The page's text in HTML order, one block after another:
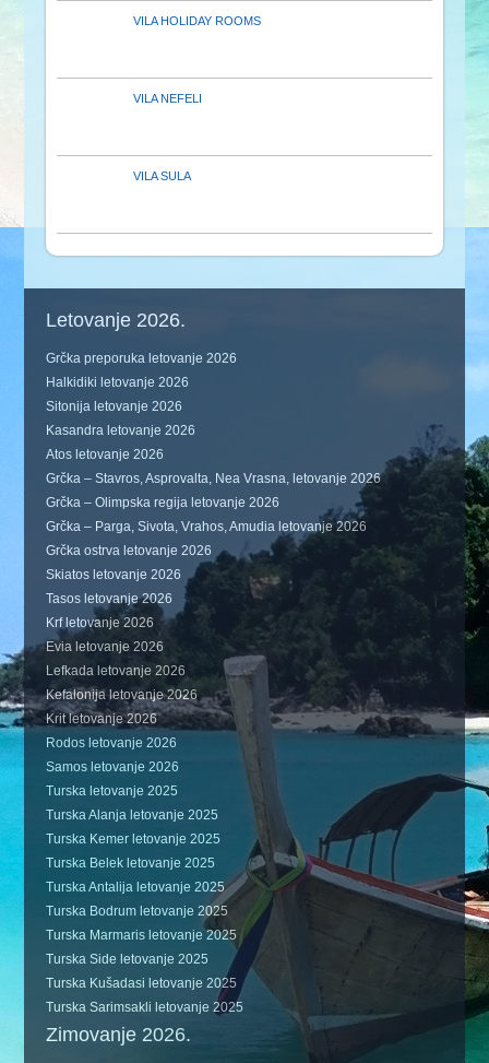
VILA HOLIDAY ROOMS
VILA NEFELI
VILA SULA
Letovanje 2026.
Grčka preporuka letovanje 2026
Halkidiki letovanje 2026
Sitonija letovanje 2026
Kasandra letovanje 2026
Atos letovanje 2026
Grčka – Stavros, Asprovalta, Nea Vrasna, letovanje 2026
Grčka – Olimpska regija letovanje 2026
Grčka – Parga, Sivota, Vrahos, Amudia letovanje 2026
Grčka ostrva letovanje 2026
Skiatos letovanje 2026
Tasos letovanje 2026
Krf letovanje 2026
Evia letovanje 2026
Lefkada letovanje 2026
Kefalonija letovanje 2026
Krit letovanje 2026
Rodos letovanje 2026
Samos letovanje 2026
Turska letovanje 2025
Turska Alanja letovanje 2025
Turska Kemer letovanje 2025
Turska Belek letovanje 2025
Turska Antalija letovanje 2025
Turska Bodrum letovanje 2025
Turska Marmaris letovanje 2025
Turska Side letovanje 2025
Turska Kušadasi letovanje 2025
Turska Sarimsakli letovanje 2025
Zimovanje 2026.